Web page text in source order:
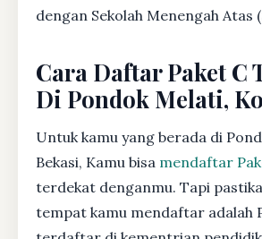
dengan Sekolah Menengah Atas
Cara Daftar Paket C
Di Pondok Melati,
Untuk kamu yang berada di
Bekasi, Kamu bisa mendaftar
terdekat denganmu. Tapi
tempat kamu mendaftar adalah